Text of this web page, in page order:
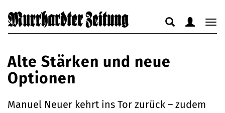
anzeigen
Suche
anzeigen
verbergen
Alte Stärken und neue
Optionen
Manuel Neuer kehrt ins Tor zurück – zudem